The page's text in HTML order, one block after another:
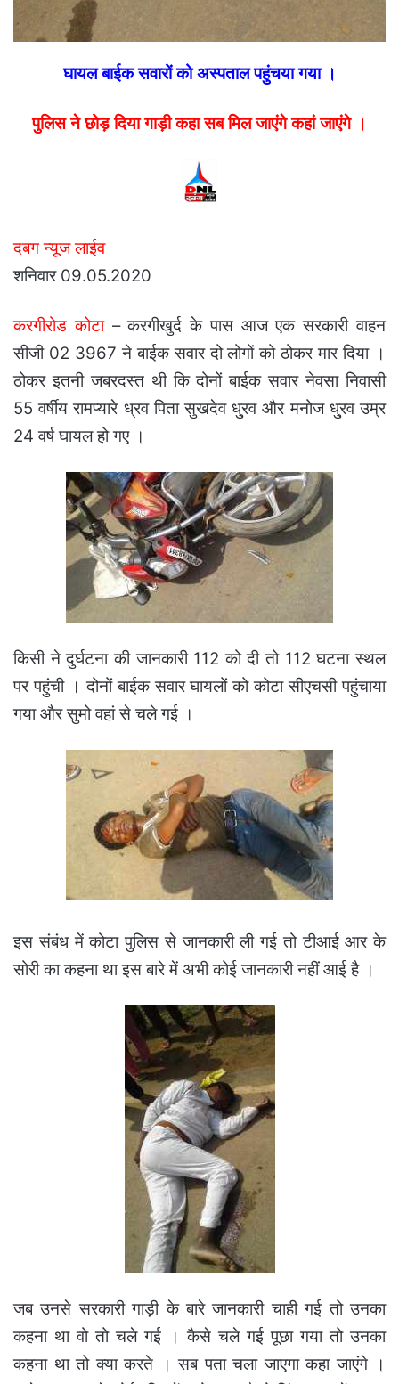
घायल बाईक सवारों को अस्पताल पहुंचया गया ।
पुलिस ने छोड़ दिया गाड़ी कहा सब मिल जाएंगे कहां जाएंगे ।
दबग न्यूज लाईव
शनिवार 09.05.2020
करगीरोड कोटा– करगीखुर्द के पास आज एक सरकारी वाहन
सीजी 02 3967 ने बाईक सवार दो लोगों को ठोकर मार दिया ।
ठोकर इतनी जबरदस्त थी कि दोनों बाईक सवार नेवसा निवासी
55 वर्षीय रामप्यारे ध्रव पिता सुखदेव धु्रव और मनोज धु्रव उम्र
24 वर्ष घायल हो गए ।
किसी ने दुर्घटना की जानकारी 112 को दी तो 112 घटना स्थल
पर पहुंची । दोनों बाईक सवार घायलों को कोटा सीएचसी पहुंचाया
गया और सुमो वहां से चले गई ।
इस संबंध में कोटा पुलिस से जानकारी ली गई तो टीआई आर के
सोरी का कहना था इस बारे में अभी कोई जानकारी नहीं आई है ।
जब उनसे सरकारी गाड़ी के बारे जानकारी चाही गई तो उनका
कहना था वो तो चले गई । कैसे चले गई पूछा गया तो उनका
कहना था तो क्या करते । सब पता चला जाएगा कहा जाएंगे ।